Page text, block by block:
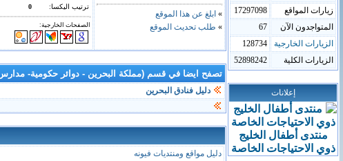
» ابلغ عن هذا الموقع
» طلب تحديث الموقع
ترتيب اليكسا:
0
الصفحات الخارجية:
تصفح ايضا في قسم (مملكة البحرين - دوائر حكومية-
دليل فنادق البحرين
دليل مواقع ومنتديات فيونه
زيارات المواقع
17297098
المتواجدون الآن
67
الزيارات الخارجية
128734
الزيارات الكلية
52898242
إعلانات
منتدى أطفال الخليج
ذوي الاحتياجات الخاصة